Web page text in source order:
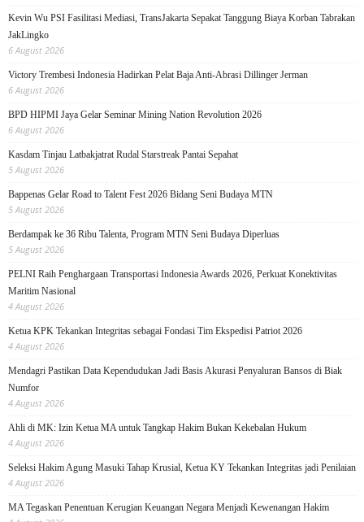
Kevin Wu PSI Fasilitasi Mediasi, TransJakarta Sepakat Tanggung Biaya Korban Tabrakan
JakLingko
6 August 2026
Victory Trembesi Indonesia Hadirkan Pelat Baja Anti-Abrasi Dillinger Jerman
6 August 2026
BPD HIPMI Jaya Gelar Seminar Mining Nation Revolution 2026
6 August 2026
Kasdam Tinjau Latbakjatrat Rudal Starstreak Pantai Sepahat
5 August 2026
Bappenas Gelar Road to Talent Fest 2026 Bidang Seni Budaya MTN
5 August 2026
Berdampak ke 36 Ribu Talenta, Program MTN Seni Budaya Diperluas
5 August 2026
PELNI Raih Penghargaan Transportasi Indonesia Awards 2026, Perkuat Konektivitas
Maritim Nasional
4 August 2026
Ketua KPK Tekankan Integritas sebagai Fondasi Tim Ekspedisi Patriot 2026
4 August 2026
Mendagri Pastikan Data Kependudukan Jadi Basis Akurasi Penyaluran Bansos di Biak
Numfor
4 August 2026
Ahli di MK: Izin Ketua MA untuk Tangkap Hakim Bukan Kekebalan Hukum
4 August 2026
Seleksi Hakim Agung Masuki Tahap Krusial, Ketua KY Tekankan Integritas jadi Penilaian
4 August 2026
MA Tegaskan Penentuan Kerugian Keuangan Negara Menjadi Kewenangan Hakim